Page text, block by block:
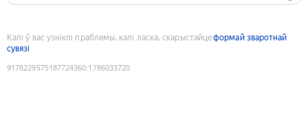
Калі ў вас узніклі праблемы, калі ласка, скарыстайцеформай зваротнай
сувязі
9178229575187724360:1786033720